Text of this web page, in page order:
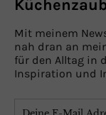
Mit meinem
nah dran an
für den Alltag in
Inspiration und